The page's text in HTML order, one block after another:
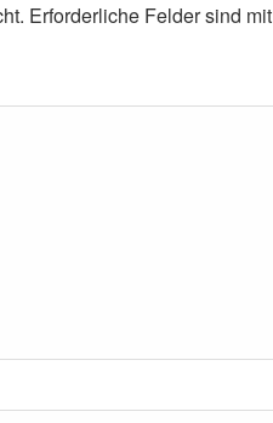
Erforderliche Felder sind mit